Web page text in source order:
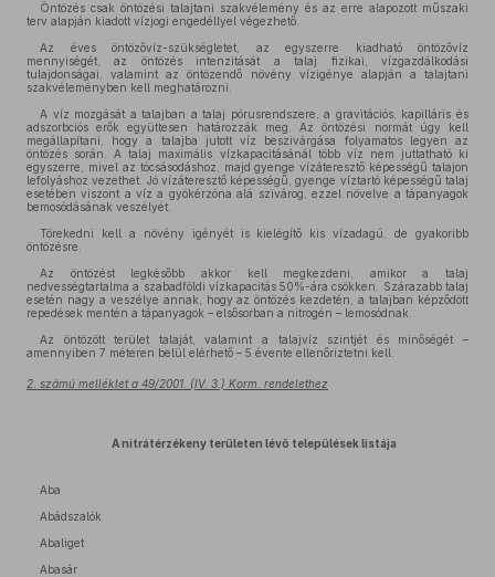
Öntözés csak öntözési talajtani szakvélemény és az erre alapozott műszaki
terv alapján kiadott vízjogi engedéllyel végezhető.
Az éves öntözővíz-szükségletet, az egyszerre kiadható öntözővíz
mennyiségét, az öntözés intenzitását a talaj fizikai, vízgazdálkodási
tulajdonságai, valamint az öntözendő növény vízigénye alapján a talajtani
szakvéleményben kell meghatározni.
A víz mozgását a talajban a talaj pórusrendszere, a gravitációs, kapilláris és
adszorbciós erők együttesen határozzák meg. Az öntözési normát úgy kell
megállapítani, hogy a talajba jutott víz beszivárgása folyamatos legyen az
öntözés során. A talaj maximális vízkapacitásánál több víz nem juttatható ki
egyszerre, mivel az tócsásodáshoz, majd gyenge vízáteresztő képességű talajon
lefolyáshoz vezethet. Jó vízáteresztő képességű, gyenge víztartó képességű talaj
esetében viszont a víz a gyökérzóna alá szivárog, ezzel növelve a tápanyagok
bemosódásának veszélyét.
Törekedni kell a növény igényét is kielégítő kis vízadagú, de gyakoribb
öntözésre.
Az öntözést legkésőbb akkor kell megkezdeni, amikor a talaj
nedvességtartalma a szabadföldi vízkapacitás 50%-ára csökken. Szárazabb talaj
esetén nagy a veszélye annak, hogy az öntözés kezdetén, a talajban képződött
repedések mentén a tápanyagok – elsősorban a nitrogén – lemosódnak.
Az öntözött terület talaját, valamint a talajvíz szintjét és minőségét –
amennyiben 7 méteren belül elérhető – 5 évente ellenőriztetni kell.
2. számú melléklet a 49/2001. (IV. 3.) Korm. rendelethez
A nitrátérzékeny területen lévő települések listája
Aba
Abádszalók
Abaliget
Abasár